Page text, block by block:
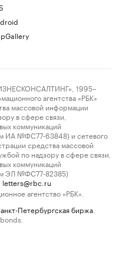
1995–
агентства «РБК»
массовой информации
в сфере связи,
коммуникаций
ИА №ФС77-63848) и сетевого
средства массовой
по надзору в сфере связи,
коммуникаций
ЭЛ №ФС77-82385)
letters@rbc.ru
агентство «РБК».
Петербургская биржа